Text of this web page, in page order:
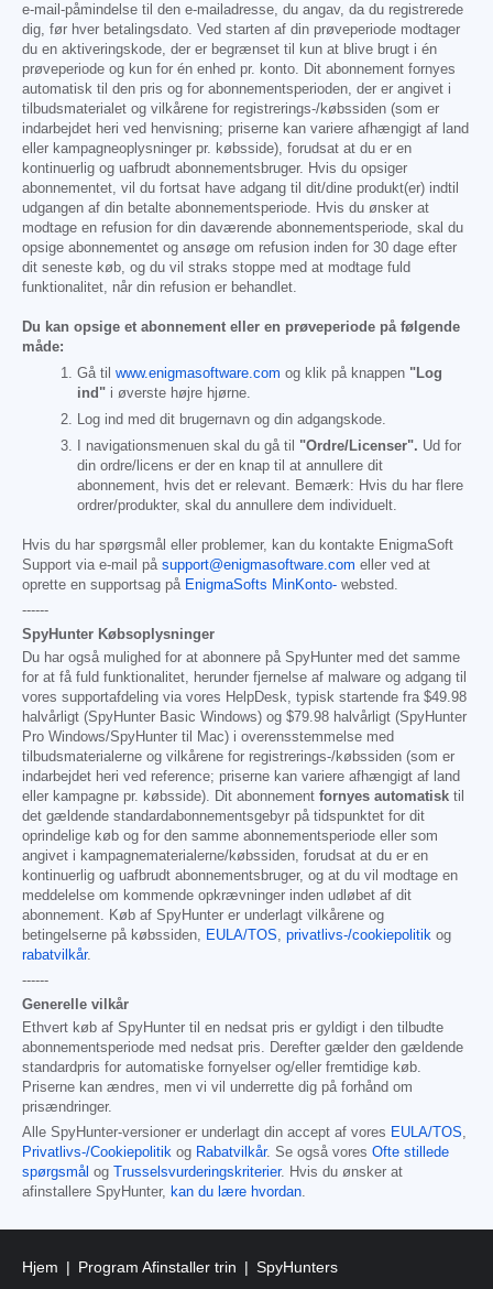
e-mail-påmindelse til den e-mailadresse, du angav, da du registrerede
dig, før hver betalingsdato. Ved starten af din prøveperiode modtager
du en aktiveringskode, der er begrænset til kun at blive brugt i én
prøveperiode og kun for én enhed pr. konto. Dit abonnement fornyes
automatisk til den pris og for abonnementsperioden, der er angivet i
tilbudsmaterialet og vilkårene for registrerings-/købssiden (som er
indarbejdet heri ved henvisning; priserne kan variere afhængigt af land
eller kampagneoplysninger pr. købsside), forudsat at du er en
kontinuerlig og uafbrudt abonnementsbruger. Hvis du opsiger
abonnementet, vil du fortsat have adgang til dit/dine produkt(er) indtil
udgangen af din betalte abonnementsperiode. Hvis du ønsker at
modtage en refusion for din daværende abonnementsperiode, skal du
opsige abonnementet og ansøge om refusion inden for 30 dage efter
dit seneste køb, og du vil straks stoppe med at modtage fuld
funktionalitet, når din refusion er behandlet.
Du kan opsige et abonnement eller en prøveperiode på følgende
måde:
Gå til www.enigmasoftware.com og klik på knappen "Log
ind" i øverste højre hjørne.
Log ind med dit brugernavn og din adgangskode.
I navigationsmenuen skal du gå til "Ordre/Licenser". Ud for
din ordre/licens er der en knap til at annullere dit
abonnement, hvis det er relevant. Bemærk: Hvis du har flere
ordrer/produkter, skal du annullere dem individuelt.
Hvis du har spørgsmål eller problemer, kan du kontakte EnigmaSoft
Support via e-mail på support@enigmasoftware.com eller ved at
oprette en supportsag på EnigmaSofts MinKonto- websted.
------
SpyHunter Købsoplysninger
Du har også mulighed for at abonnere på SpyHunter med det samme
for at få fuld funktionalitet, herunder fjernelse af malware og adgang til
vores supportafdeling via vores HelpDesk, typisk startende fra $49.98
halvårligt (SpyHunter Basic Windows) og $79.98 halvårligt (SpyHunter
Pro Windows/SpyHunter til Mac) i overensstemmelse med
tilbudsmaterialerne og vilkårene for registrerings-/købssiden (som er
indarbejdet heri ved reference; priserne kan variere afhængigt af land
eller kampagne pr. købsside). Dit abonnement fornyes automatisk til
det gældende standardabonnementsgebyr på tidspunktet for dit
oprindelige køb og for den samme abonnementsperiode eller som
angivet i kampagnematerialerne/købssiden, forudsat at du er en
kontinuerlig og uafbrudt abonnementsbruger, og at du vil modtage en
meddelelse om kommende opkrævninger inden udløbet af dit
abonnement. Køb af SpyHunter er underlagt vilkårene og
betingelserne på købssiden, EULA/TOS, privatlivs-/cookiepolitik og
rabatvilkår.
------
Generelle vilkår
Ethvert køb af SpyHunter til en nedsat pris er gyldigt i den tilbudte
abonnementsperiode med nedsat pris. Derefter gælder den gældende
standardpris for automatiske fornyelser og/eller fremtidige køb.
Priserne kan ændres, men vi vil underrette dig på forhånd om
prisændringer.
Alle SpyHunter-versioner er underlagt din accept af vores EULA/TOS,
Privatlivs-/Cookiepolitik og Rabatvilkår. Se også vores Ofte stillede
spørgsmål og Trusselsvurderingskriterier. Hvis du ønsker at
afinstallere SpyHunter, kan du lære hvordan.
Hjem Program Afinstaller trin SpyHunters